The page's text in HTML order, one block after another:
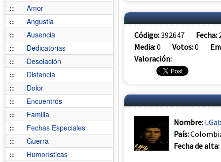
::
Amor
::
Angustia
::
Ausencia
::
Dedicatorias
::
Desolación
::
Distancia
::
Dolor
::
Encuentros
::
Familia
::
Fechas Especiales
::
Guerra
::
Humorísticas
Código:392647 Fecha:
Media:0 Votos:0
Valoración:
Nombre:
País:
Fecha de alta: